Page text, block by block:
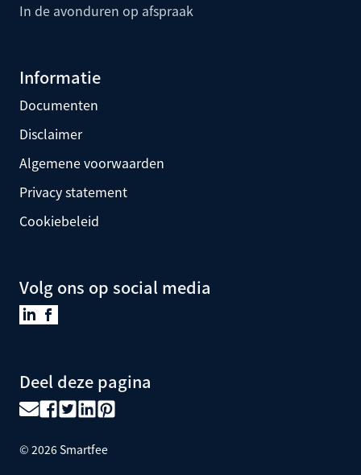
In de avonduren op afspraak
Informatie
Documenten
Disclaimer
Algemene voorwaarden
Privacy statement
Cookiebeleid
Volg ons op social media
Deel deze pagina
© 2026 Smartfee